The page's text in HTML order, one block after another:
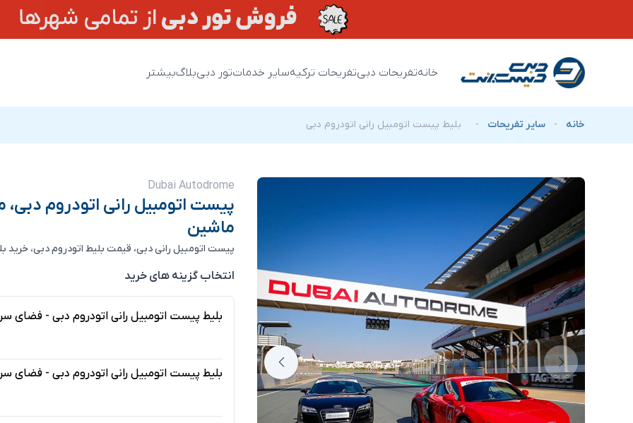
خانهتفریحات دبیتفریحات ترکیهسایر خدماتتور دبیبلاگبیشتر
خانه - سایر تفریحات - بلیط پیست اتومبیل رانی اتودروم دبی
Dubai Autodrome
پیست اتومبیل رانی اتودروم
ماشین
پیست اتومبیل رانی دبی، قیمت بلیط اتودروم دبی، خرید
انتخاب گزینه های خرید
بلیط پیست اتومبیل رانی اتودروم دبی - فضای
بلیط پیست اتومبیل رانی اتودروم دبی - فضای